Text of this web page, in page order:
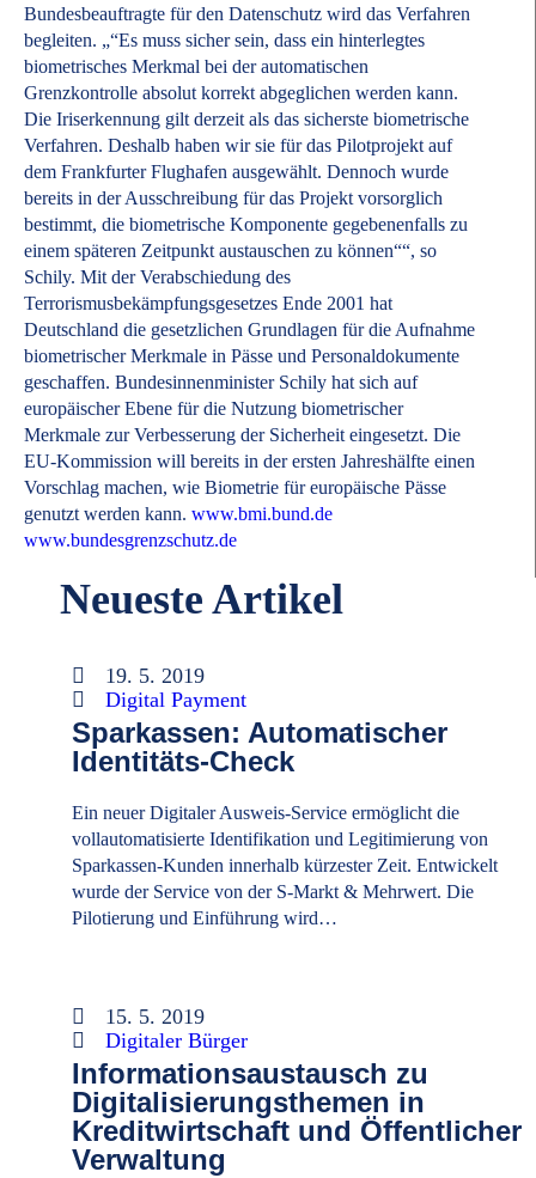
Bundesbeauftragte für den Datenschutz wird das Verfahren
begleiten. „“Es muss sicher sein, dass ein hinterlegtes
biometrisches Merkmal bei der automatischen
Grenzkontrolle absolut korrekt abgeglichen werden kann.
Die Iriserkennung gilt derzeit als das sicherste biometrische
Verfahren. Deshalb haben wir sie für das Pilotprojekt auf
dem Frankfurter Flughafen ausgewählt. Dennoch wurde
bereits in der Ausschreibung für das Projekt vorsorglich
bestimmt, die biometrische Komponente gegebenenfalls zu
einem späteren Zeitpunkt austauschen zu können““, so
Schily. Mit der Verabschiedung des
Terrorismusbekämpfungsgesetzes Ende 2001 hat
Deutschland die gesetzlichen Grundlagen für die Aufnahme
biometrischer Merkmale in Pässe und Personaldokumente
geschaffen. Bundesinnenminister Schily hat sich auf
europäischer Ebene für die Nutzung biometrischer
Merkmale zur Verbesserung der Sicherheit eingesetzt. Die
EU-Kommission will bereits in der ersten Jahreshälfte einen
Vorschlag machen, wie Biometrie für europäische Pässe
genutzt werden kann. www.bmi.bund.de
www.bundesgrenzschutz.de
Neueste Artikel
19. 5. 2019
Digital Payment
Sparkassen: Automatischer
Identitäts-Check
Ein neuer Digitaler Ausweis-Service ermöglicht die
vollautomatisierte Identifikation und Legitimierung von
Sparkassen-Kunden innerhalb kürzester Zeit. Entwickelt
wurde der Service von der S-Markt & Mehrwert. Die
Pilotierung und Einführung wird…
15. 5. 2019
Digitaler Bürger
Informationsaustausch zu
Digitalisierungsthemen in
Kreditwirtschaft und Öffentlicher
Verwaltung